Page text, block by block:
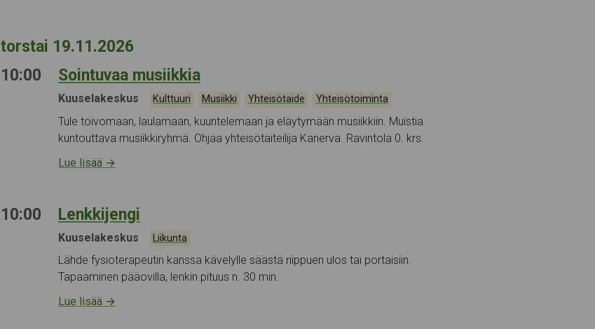
torstai 19.11.2026
10:00
Sointuvaa musiikkia
Tapahtumapaikka:
Kuuselakeskus Kategoriat:
Kulttuuri Musiikki Yhteisötaide Yhteisötoiminta
Tule toivomaan, laulamaan, kuuntelemaan ja eläytymään musiikkiin. Muistia
kuntouttava musiikkiryhmä. Ohjaa yhteisötaiteilija Kanerva. Ravintola 0. krs.
Lue lisää →
10:00 Lenkkijengi
Tapahtumapaikka:
Kuuselakeskus Kategoriat:
Liikunta
Lähde fysioterapeutin kanssa kävelylle säästä riippuen ulos tai portaisiin.
Tapaaminen pääovilla, lenkin pituus n. 30 min.
Lue lisää →